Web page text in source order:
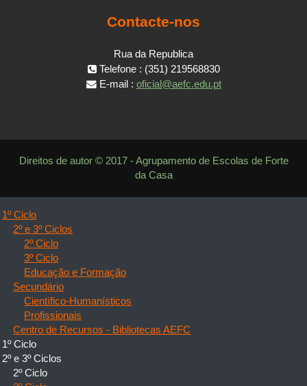
Contacte-nos
Rua da Republica
Telefone : (351) 219568830
E-mail : oficial@aefc.edu.pt
Direitos de autor © 2017 - Agrupamento de Escolas de Forte
da Casa
1º Ciclo
2º e 3º Ciclos
2º Ciclo
3º Ciclo
Educação e Formação
Secundário
Científico-Humanísticos
Profissionais
Centro de Recursos - Bibliotecas AEFC
1º Ciclo
2º e 3º Ciclos
2º Ciclo